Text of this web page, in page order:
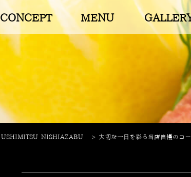
CONCEPT MENU
USHIMITSU NISHIAZABU > 大切な一日を彩る当店自慢の